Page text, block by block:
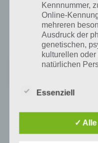
Sports Hero kann kostenlos
und iPod touch
neuer benötigt. Zum iTunes
Sports Hero
Was ist mit einer
Publisher cherrypick games
Kennnummer,
Online-
mehreren
Ausdruck der
genetischen,
kulturellen
natürlichen
Essenziell
✓ Alle